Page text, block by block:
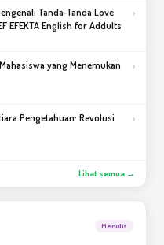
Tanda-Tanda Love
EFEKTA English for Addults
›
yang Menemukan
›
Pengetahuan: Revolusi
›
Lihat semua →
Menulis